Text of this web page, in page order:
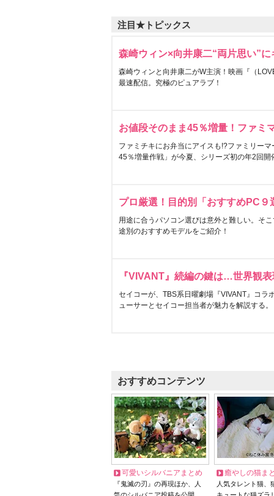
注目★トピックス
森崎ウィン×向井康二“両片思い”
森崎ウィンと向井康二がW主演！映画『（
最速配信。究極のピュアラブ！
お値段そのまま45％増量！ファミ
ファミチキにお弁当にアイスも!?ファミリー
45％増量作戦」が今夏、シリーズ初の年2回開
プロ厳選！目的別「おすすめPC９
用途に合うパソコン選びは意外と難しい。そ
途別のおすすめモデルをご紹介！
『VIVANT』続編の鍵は…世界観
セイコーが、TBS系日曜劇場『VIVANT』コラ
ューサーとセイコー担当者が魅力を解説する。
おすすめコンテンツ
可愛いシルバニアまとめ
『鬼滅の刃』の再現ほか、人
癒やしの猫ま
人気タレント猫